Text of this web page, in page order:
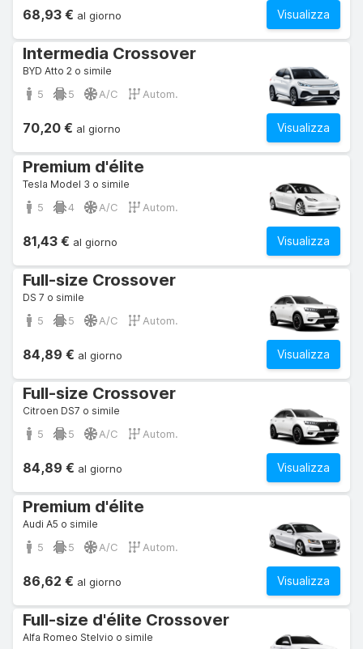
Visualizza
68,93 € al giorno
Intermedia Crossover
BYD Atto 2 o simile
5 5 A/C Autom.
Visualizza
70,20 € al giorno
Premium d'élite
Tesla Model 3 o simile
5 4 A/C Autom.
Visualizza
81,43 € al giorno
Full-size Crossover
DS 7 o simile
5 5 A/C Autom.
Visualizza
84,89 € al giorno
Full-size Crossover
Citroen DS7 o simile
5 5 A/C Autom.
Visualizza
84,89 € al giorno
Premium d'élite
Audi A5 o simile
5 5 A/C Autom.
Visualizza
86,62 € al giorno
Full-size d'élite Crossover
Alfa Romeo Stelvio o simile